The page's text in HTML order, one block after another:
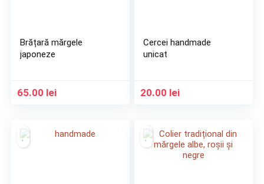
Brățară mărgele
japoneze
65.00 lei
Cercei handmade
unicat
20.00 lei